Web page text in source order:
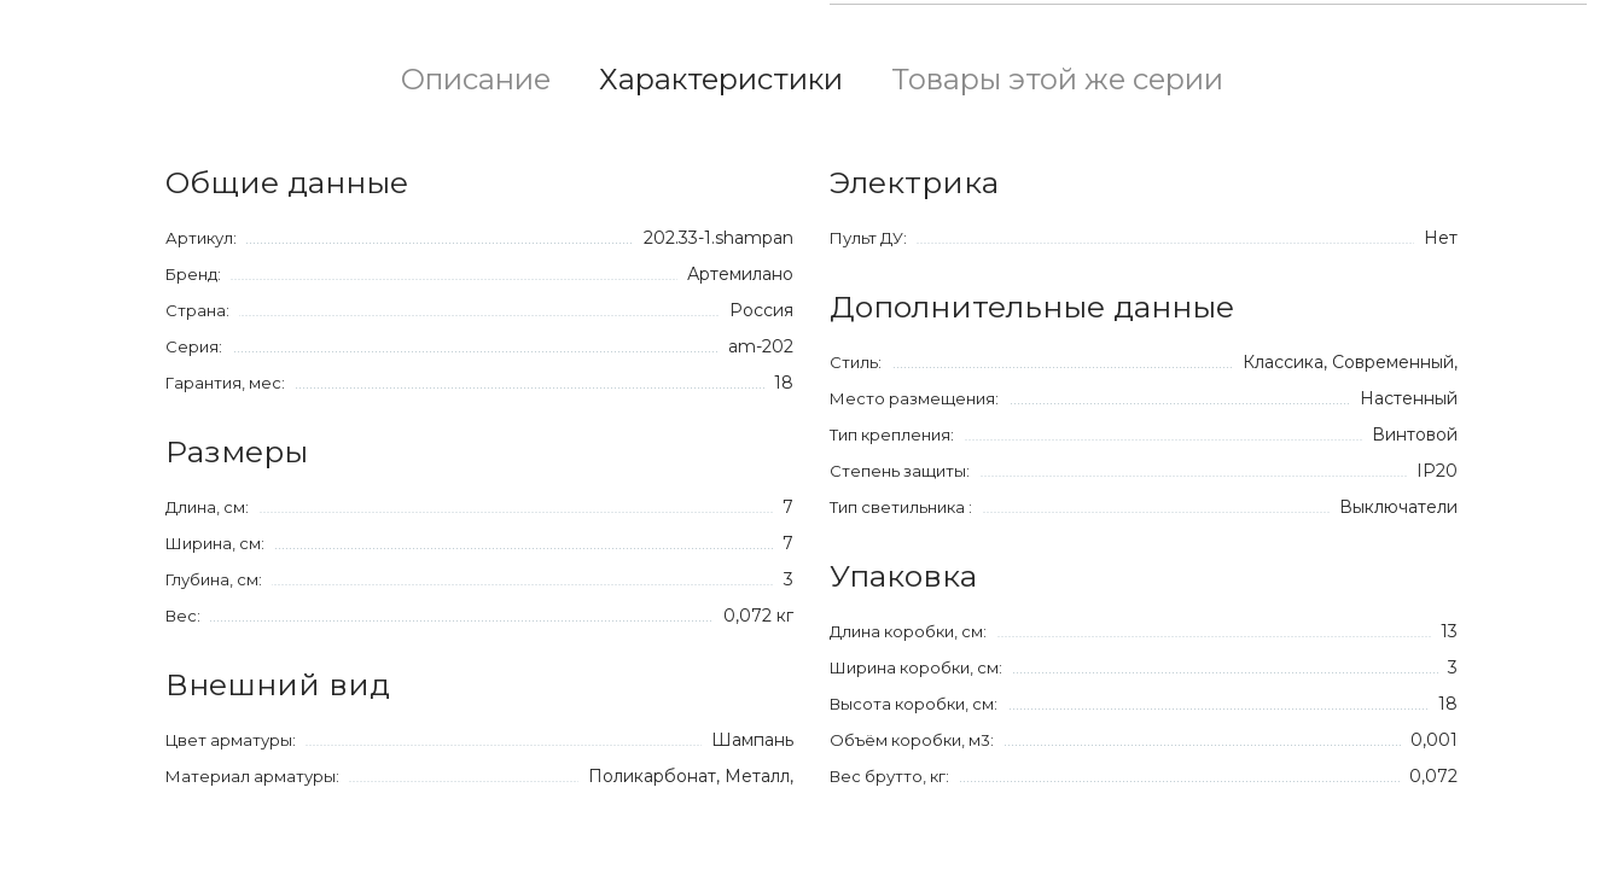
Описание Характеристики Товары этой же серии
Общие данные
Артикул: 202.33-1.shampan
Бренд: Артемилано
Страна: Россия
Серия: am-202
Гарантия, мес: 18
Размеры
Длина, см: 7
Ширина, см: 7
Глубина, см: 3
Вес: 0,072 кг
Внешний вид
Цвет арматуры: Шампань
Материал арматуры: Поликарбонат, Металл,
Электрика
Пульт ДУ: Нет
Дополнительные данные
Стиль: Классика, Современный,
Место размещения: Настенный
Тип крепления: Винтовой
Степень защиты: IP20
Тип светильника : Выключатели
Упаковка
Длина коробки, см: 13
Ширина коробки, см: 3
Высота коробки, см: 18
Объём коробки, м3: 0,001
Вес брутто, кг: 0,072